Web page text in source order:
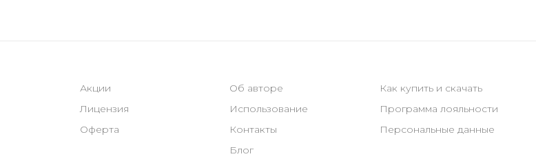
Акции
Лицензия
Оферта
Об авторе
Использование
Контакты
Блог
Как купить и скачать
Программа лояльности
Персональные данные